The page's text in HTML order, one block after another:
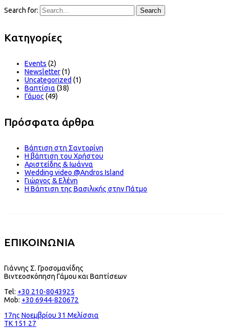
Search for: Search
Kατηγορίες
Events (2)
Newsletter(1)
Uncategorized (1)
Βαπτίσια (38)
Γάμος (49)
Πρόσφατα άρθρα
Βάπτιση στη Σαντορίνη
Η βάπτιση του Χρήστου
Αριστείδης & Ιωάννα
Wedding video @Andros Island
Γιώργος & Ελένη
Η Βάπτιση της Βασιλικής στην Πάτμο
ΕΠΙΚΟΙΝΩΝΙΑ
Γιάννης Σ. Γροσομανίδης
Βιντεοσκόπηση Γάμου και Βαπτίσεων
Tel: +30 210-8043925
Mob: +30 6944-820672
17ης Νοεμβρίου 31 Μελίσσια
TK 151 27